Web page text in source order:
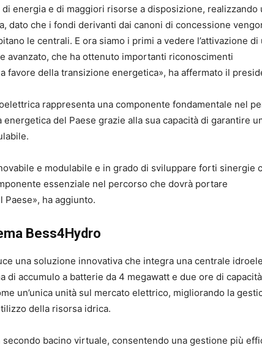
energia e di maggiori risorse a disposizione, realizzando
dato che i fondi derivanti dai canoni di concessione
le centrali. E ora siamo i primi a vedere l’attivazione di
avanzato, che ha ottenuto importanti riconoscimenti
favore della transizione energetica», ha affermato il
rappresenta una componente fondamentale nel
del Paese grazie alla sua capacità di garantire
e modulabile e in grado di sviluppare forti sinergie
essenziale nel percorso che dovrà portare
Paese», ha aggiunto.
Bess4Hydro
una soluzione innovativa che integra una centrale
di accumulo a batterie da 4 megawatt e due ore di
un’unica unità sul mercato elettrico, migliorando la
della risorsa idrica.
bacino virtuale, consentendo una gestione più